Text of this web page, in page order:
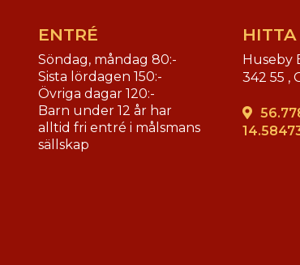
ENTRÉ
Söndag, måndag 80:-
Sista lördagen 150:-
Övriga dagar 120:-
Barn under 12 år har
alltid fri entré i målsmans
sällskap
HITTA
Huseby
342 55 ,